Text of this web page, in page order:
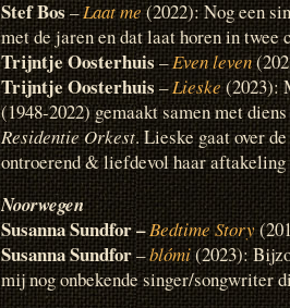
Stef Bos–Laat me(2022): Nog een
met de jaren en dat laat horen in twee
Trijntje Oosterhuis–Even leven
Trijntje Oosterhuis–Lieske(2023):
(1948-2022) gemaakt samen met
Residentie Orkest. Lieske gaat over
ontroerend & liefdevol haar aftakeling
Noorwegen
Susanna Sundfor –Bedtime Story
Susanna Sundfor–blómi(2023):
mij nog onbekende singer/songwriter